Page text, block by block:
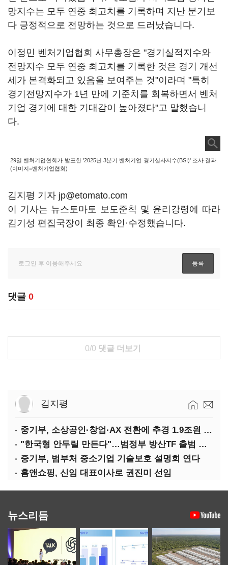
망지수는 모두 연중 최고치를 기록하며 지난 분기보
다 긍정적으로 전망하는 것으로 드러났습니다.
이정민 벤처기업협회 사무총장은 "경기실적지수와
전망지수 모두 연중 최고치를 기록한 것은 경기 개선
세가 본격화되고 있음을 보여주는 것"이라며 "특히
경기전망지수가 1년 만에 기준치를 회복하면서 벤처
기업 경기에 대한 기대감이 높아졌다"고 말했습니
다.
29일 벤처기업협회가 발표한 '2025년 3분기 벤처기업 경기실사지수(BSI)' 조사 결과.
(이미지=벤처기업협회)
김지평 기자 jp@etomato.com
이 기사는 뉴스토마토 보도준칙 및 윤리강령에 따라
김기성 편집국장이 최종 확인·수정했습니다.
댓글 0
0/0 댓글 더보기
김지평
중기부, 소상공인·창업·AX 전환에 추경 1.9조원 편성
"한국형 안두릴 만든다"…범정부 방산TF 출범 초읽기
중기부, 범부처 중소기업 기술보호 설명회 연다
홈앤쇼핑, 신임 대표이사로 권진미 선임
뉴스리듬